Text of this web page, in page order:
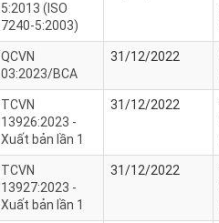
5:2013 (ISO
7240-5:2003)
QCVN
03:2023/BCA
31/12/2022
TCVN
13926:2023 -
Xuất bản lần 1
31/12/2022
TCVN
13927:2023 -
Xuất bản lần 1
31/12/2022